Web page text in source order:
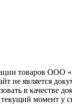
товаров ООО
не является
в качестве
момент у